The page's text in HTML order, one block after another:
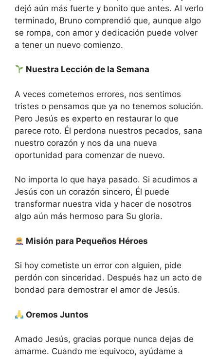
dejó aún más fuerte y bonito que antes. Al verlo
terminado, Bruno comprendió que, aunque algo
se rompa, con amor y dedicación puede volver
a tener un nuevo comienzo.
Nuestra Lección de la Semana
A veces cometemos errores, nos sentimos
tristes o pensamos que ya no tenemos solución.
Pero Jesús es experto en restaurar lo que
parece roto. Él perdona nuestros pecados, sana
nuestro corazón y nos da una nueva
oportunidad para comenzar de nuevo.
No importa lo que haya pasado. Si acudimos a
Jesús con un corazón sincero, Él puede
transformar nuestra vida y hacer de nosotros
algo aún más hermoso para Su gloria.
Misión para Pequeños Héroes
Si hoy cometiste un error con alguien, pide
perdón con sinceridad. Después haz un acto de
bondad para demostrar el amor de Jesús.
Oremos Juntos
Amado Jesús, gracias porque nunca dejas de
amarme. Cuando me equivoco, ayúdame a